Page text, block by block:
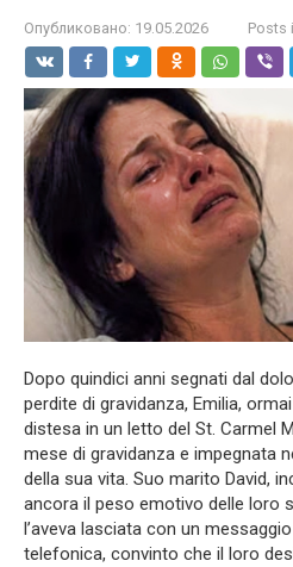
Опубликовано: 19.05.2026 Posts
Dopo quindici anni segnati dal
perdite di gravidanza, Emilia,
distesa in un letto del St. Carmel
mese di gravidanza e impegnata
della sua vita. Suo marito David,
ancora il peso emotivo delle loro
l’aveva lasciata con un
telefonica, convinto che il loro